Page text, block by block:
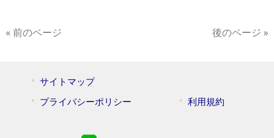
« 前のページ 後のページ »
サイトマップ
プライバシーポリシー
利用規約